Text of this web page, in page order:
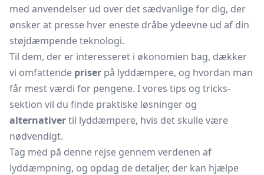
med anvendelser ud over det sædvanlige for dig, der
ønsker at presse hver eneste dråbe ydeevne ud af din
støjdæmpende teknologi.
Til dem, der er interesseret i økonomien bag, dækker
vi omfattende priser på lyddæmpere, og hvordan man
får mest værdi for pengene. I vores tips og tricks-
sektion vil du finde praktiske løsninger og
alternativertil lyddæmpere, hvis det skulle være
nødvendigt.
Tag med på denne rejse gennem verdenen af
lyddæmpning, og opdag de detaljer, der kan hjælpe